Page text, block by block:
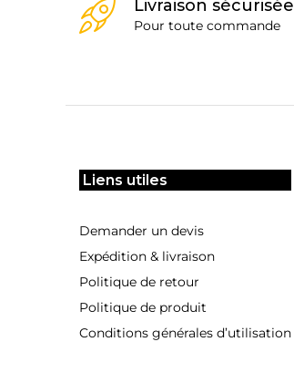
Livraison sécurisée
Pour toute commande
Liens utiles
Demander un devis
Expédition & livraison
Politique de retour
Politique de produit
Conditions générales d’utilisation